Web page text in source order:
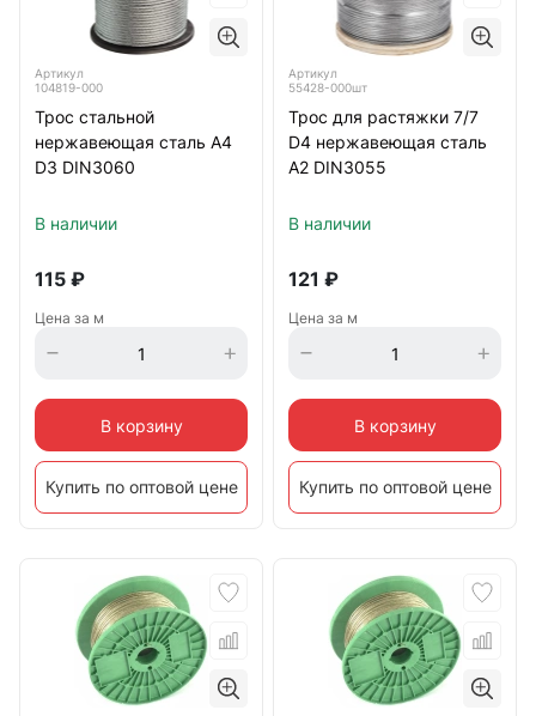
Артикул
104819-000
Трос стальной
нержавеющая сталь А4
D3 DIN3060
В наличии
115 ₽
Цена за м
В корзину
Купить по оптовой цене
Артикул
55428-000шт
Трос для растяжки 7/7
D4 нержавеющая сталь
А2 DIN3055
В наличии
121 ₽
Цена за м
В корзину
Купить по оптовой цене